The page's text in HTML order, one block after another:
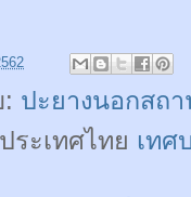
ปะยางนอกสถ
ระเทศไทย เทศ